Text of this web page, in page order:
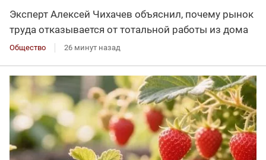
Эксперт Алексей Чихачев объяснил, почему рынок
труда отказывается от тотальной работы из дома
Общество 26 минут назад